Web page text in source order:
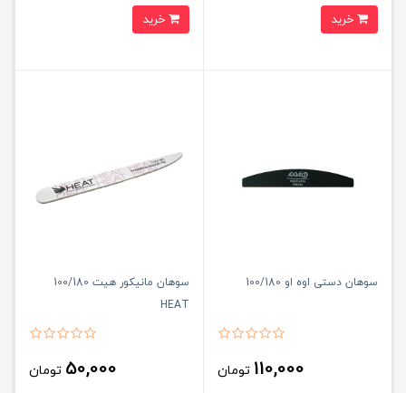
سوهان دستی اوه او 100/180
110,000 تومان
سوهان مانیکور هیت 100/180
HEAT
50,000 تومان